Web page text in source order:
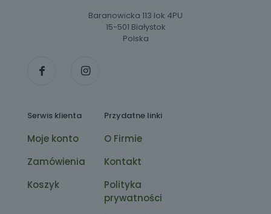
Baranowicka 113 lok 4PU
15-501 Białystok
Polska
Serwis klienta
Moje konto
Zamówienia
Koszyk
Przydatne linki
O Firmie
Kontakt
Polityka
prywatności